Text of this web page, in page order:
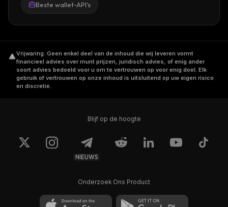
Beste wallet-API's
Vrijwaring. Geen enkel deel van de inhoud die wij leveren vormt
financieel advies over munt prijzen, juridisch advies, of enig ander
soort advies bedoeld voor u om te vertrouwen op voor enig doel. Elk
gebruik of vertrouwen op onze inhoud is uitsluitend op uw eigen risico
en discretie.
Blijf op de hoogte
NIEUWS
Onderzoek Ons Product